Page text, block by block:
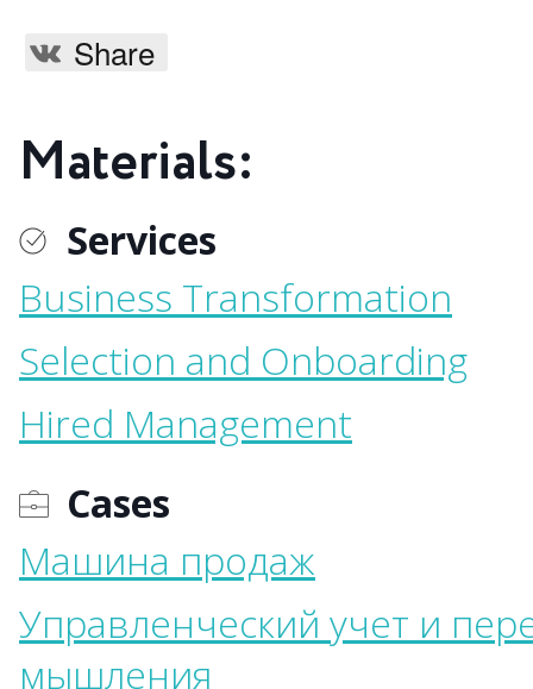
Share
Materials:
Services
Business Transformation
Selection and Onboarding
Hired Management
Cases
Машина продаж
Управленческий учет и
мышления